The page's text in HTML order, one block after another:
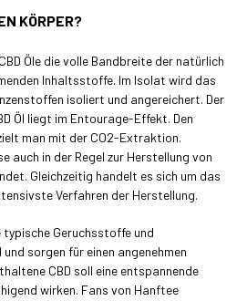
KÖRPER?
Öle die volle Bandbreite der natürlich
Inhaltsstoffe. Im Isolat wird das
isoliert und angereichert. Der
Öl liegt im Entourage-Effekt. Den
man mit der CO2-Extraktion.
auch in der Regel zur Herstellung von
Gleichzeitig handelt es sich um das
Verfahren der Herstellung.
typische Geruchsstoffe und
sorgen für einen angenehmen
CBD soll eine entspannende
wirken. Fans von Hanftee